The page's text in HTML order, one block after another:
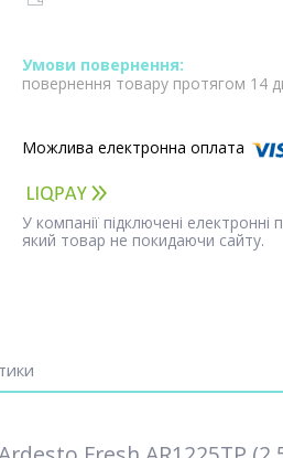
повернення товару протягом 14
У компанії підключені
який товар не покидаючи сайту.